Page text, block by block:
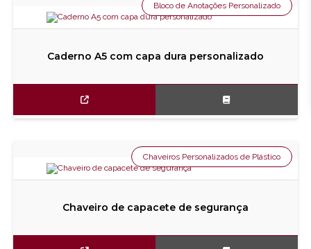
Caderno A5 com capa dura personalizado
Bloco de Anotações Personalizado
Chaveiro de capacete de segurança
Chaveiros Personalizados de Plástico